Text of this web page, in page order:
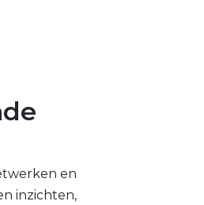
en
inzichten,